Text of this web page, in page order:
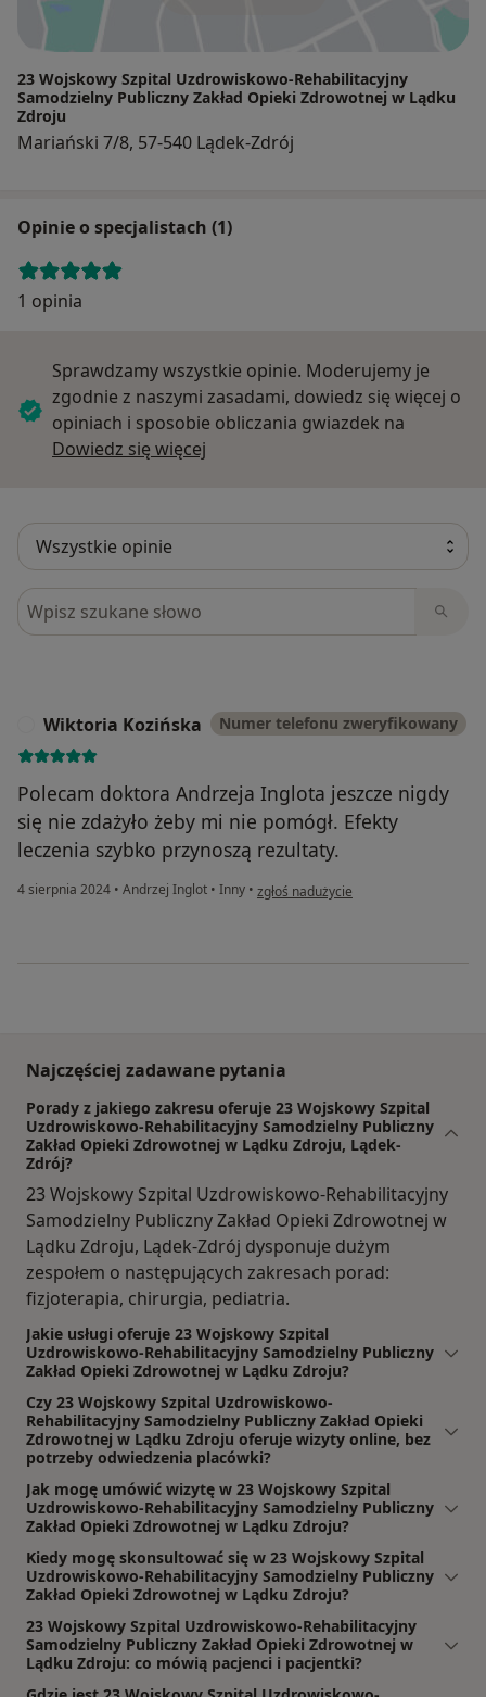
23 Wojskowy Szpital Uzdrowiskowo-Rehabilitacyjny
Samodzielny Publiczny Zakład Opieki Zdrowotnej w Lądku
Zdroju
Mariański 7/8, 57-540 Lądek-Zdrój
Opinie o specjalistach (1)
1 opinia
Sprawdzamy wszystkie opinie. Moderujemy je
zgodnie z naszymi zasadami, dowiedz się więcej o
opiniach i sposobie obliczania gwiazdek na
Dowiedz się więcej
Szukaj w opiniach
Wiktoria Kozińska Numer telefonu zweryfikowany
Polecam doktora Andrzeja Inglota jeszcze nigdy
się nie zdażyło żeby mi nie pomógł. Efekty
leczenia szybko przynoszą rezultaty.
4 sierpnia 2024 • Andrzej Inglot • Inny • w opinii użytkownika Wiktoria
zgłoś nadużycie
Najczęściej zadawane pytania
Porady z jakiego zakresu oferuje 23 Wojskowy Szpital
Uzdrowiskowo-Rehabilitacyjny Samodzielny Publiczny
Zakład Opieki Zdrowotnej w Lądku Zdroju, Lądek-
Zdrój?
23 Wojskowy Szpital Uzdrowiskowo-Rehabilitacyjny
Samodzielny Publiczny Zakład Opieki Zdrowotnej w
Lądku Zdroju, Lądek-Zdrój dysponuje dużym
zespołem o następujących zakresach porad:
fizjoterapia, chirurgia, pediatria.
Jakie usługi oferuje 23 Wojskowy Szpital
Uzdrowiskowo-Rehabilitacyjny Samodzielny Publiczny
Zakład Opieki Zdrowotnej w Lądku Zdroju?
Czy 23 Wojskowy Szpital Uzdrowiskowo-
Rehabilitacyjny Samodzielny Publiczny Zakład Opieki
Zdrowotnej w Lądku Zdroju oferuje wizyty online, bez
potrzeby odwiedzenia placówki?
Jak mogę umówić wizytę w 23 Wojskowy Szpital
Uzdrowiskowo-Rehabilitacyjny Samodzielny Publiczny
Zakład Opieki Zdrowotnej w Lądku Zdroju?
Kiedy mogę skonsultować się w 23 Wojskowy Szpital
Uzdrowiskowo-Rehabilitacyjny Samodzielny Publiczny
Zakład Opieki Zdrowotnej w Lądku Zdroju?
23 Wojskowy Szpital Uzdrowiskowo-Rehabilitacyjny
Samodzielny Publiczny Zakład Opieki Zdrowotnej w
Lądku Zdroju: co mówią pacjenci i pacjentki?